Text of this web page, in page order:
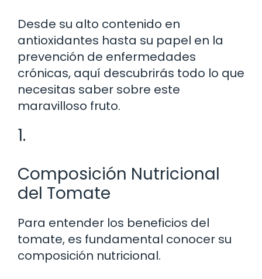
Desde su alto contenido en
antioxidantes hasta su papel en la
prevención de enfermedades
crónicas, aquí descubrirás todo lo que
necesitas saber sobre este
maravilloso fruto.
1.
Composición Nutricional
del Tomate
Para entender los beneficios del
tomate, es fundamental conocer su
composición nutricional.